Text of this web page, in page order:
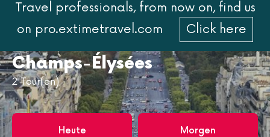
Travel professionals, from now on, find us
on pro.extimetravel.com
Click here
Paris
Viertel & Plätze von Paris
Champs-Élysées
Champs-Élysées
2 Tour(en)
Heute Morgen